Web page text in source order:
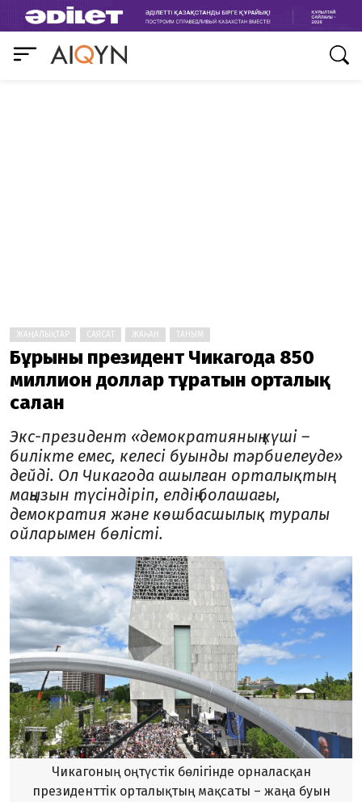
ЖАҢАЛЫҚТАР САЯСАТ ЖАҺАН ТАНЫМ
Бұрынғы президент Чикагода 850
миллион доллар тұратын орталық
салған
Экс-президент «демократияның күші –
билікте емес, келесі буынды тәрбиелеуде»
дейді. Ол Чикагода ашылған орталықтың
маңызын түсіндіріп, елдің болашағы,
демократия және көшбасшылық туралы
ойларымен бөлісті.
Чикагоның оңтүстік бөлігінде орналасқан
президенттік орталықтың мақсаты – жаңа буын